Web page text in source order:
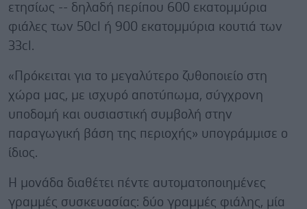
ετησίως -- δηλαδή περίπου 600 εκατομμύρια
φιάλες των 50cl ή 900 εκατομμύρια κουτιά των
33cl.
«Πρόκειται για το μεγαλύτερο ζυθοποιείο στη
χώρα μας, με ισχυρό αποτύπωμα, σύγχρονη
υποδομή και ουσιαστική συμβολή στην
παραγωγική βάση της περιοχής» υπογράμμισε ο
ίδιος.
Η μονάδα διαθέτει πέντε αυτοματοποιημένες
γραμμές συσκευασίας: δύο γραμμές φιάλης, μία